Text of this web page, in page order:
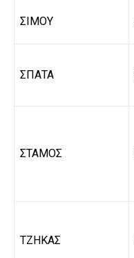
ΣΙΜΟΥ
ΣΠΑΤΑ
ΣΤΑΜΟΣ
ΤΖΗΚΑΣ